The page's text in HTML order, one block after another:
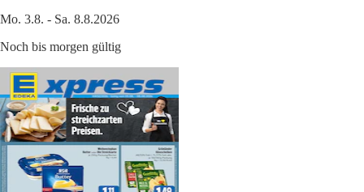
Mo. 3.8. - Sa. 8.8.2026
Noch bis morgen gültig